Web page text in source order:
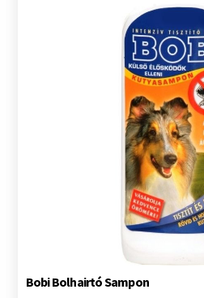
Bobi Bolhairtó Sampon